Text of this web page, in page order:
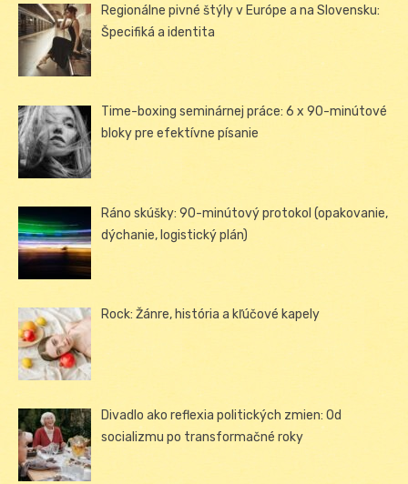
Regionálne pivné štýly v Európe a na Slovensku:
Špecifiká a identita
Time-boxing seminárnej práce: 6 x 90-minútové
bloky pre efektívne písanie
Ráno skúšky: 90-minútový protokol (opakovanie,
dýchanie, logistický plán)
Rock: Žánre, história a kľúčové kapely
Divadlo ako reflexia politických zmien: Od
socializmu po transformačné roky